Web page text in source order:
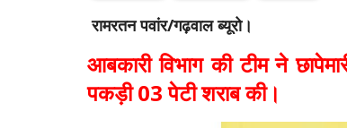
रामरतन पवांर/गढ़वाल ब्यूरो।
आबकारी विभाग की टीम ने
पकड़ी 03 पेटी शराब की।